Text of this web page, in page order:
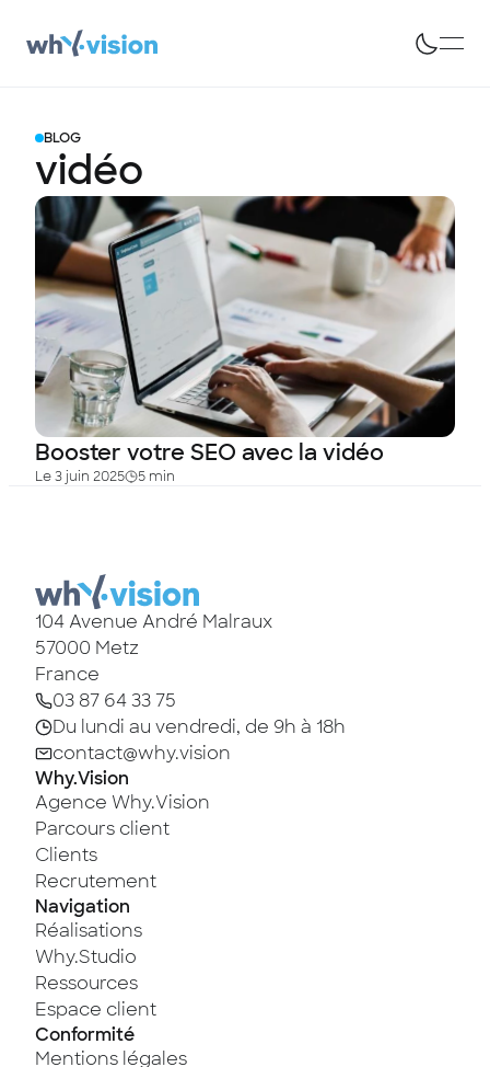
BLOG
vidéo
Booster votre SEO avec la vidéo
Le 3 juin 2025 5 min
104 Avenue André Malraux
57000 Metz
France
03 87 64 33 75
Du lundi au vendredi, de 9h à 18h
contact@why.vision
Why.Vision
Agence Why.Vision
Parcours client
Clients
Recrutement
Navigation
Réalisations
Why.Studio
Ressources
Espace client
Conformité
Mentions légales